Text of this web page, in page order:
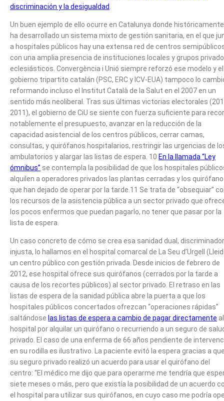
discriminación y la desigualdad
Un buen ejemplo de ello ocurre en Catalunya donde
ha desarrollado un sistema mixto de gestión sanitaria, en el que
a hospitales públicos hay una extensa red de centros
con una amplia presencia de instituciones locales y grupos
eclesiásticos. Convergència i Unió siempre reforzó ese modelo y el
gobierno tripartito catalán (PSC, ERC y ICV-EUA) tampoco lo
reformando incluso el Institut Català de la Salut en el 2007 en un
sentido más neoliberal. Tras sus últimas victorias electorales
2011), el gobierno de CiU se siente con fuerza suficiente para
notablemente el presupuesto, avanzar en la reducción de la
capacidad asistencial de los centros públicos, cerrar camas,
consultas, y quirófanos hospitalarios, restringir las urgencias de
ambulatorios y alargar las listas de espera. 10 En la llamada “Ley
ómnibus” se contempla la posibilidad de que los hospitales
alquilen a operadores privados las plantas cerradas y los
que han dejado de operar por la tarde.11 Se trata de “obsequiar”
los recursos de la asistencia pública a un sector privado que
los pocos enfermos que puedan pagarlo, no tener que pasar por la
lista de espera.
Un caso concreto de cómo se crea esa sanidad dual,
injusta, lo hallamos en el hospital comarcal de La Seu d’Urgell
un centro público con gestión privada. Desde inicios de febrero de
2012, ese hospital ofrece sus quirófanos (cerrados por la tarde a
causa de los recortes públicos) al sector privado. El retraso en las
listas de espera de la sanidad pública abre la puerta a que los
hospitales públicos concertados ofrezcan “operaciones rápidas”
saltándose las listas de espera a cambio de pagar directamente al
hospital por alquilar un quirófano o recurriendo a un seguro de
privado. El caso de una enferma de 66 años pendiente de
en su rodilla es ilustrativo. La paciente evitó la espera gracias a
su seguro privado realizó un acuerdo para usar el quirófano del
centro: “El médico me dijo que para operarme me tendría que
siete meses o más, pero que existía la posibilidad de un acuerdo
el hospital para utilizar sus quirófanos, en cuyo caso me podría